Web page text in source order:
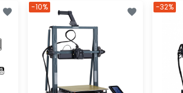
-10% -32%